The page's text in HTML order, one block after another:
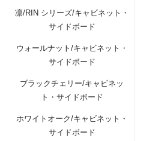
凛/RIN シリーズ/キャビネット・
サイドボード
ウォールナット/キャビネット・
サイドボード
ブラックチェリー/キャビネッ
ト・サイドボード
ホワイトオーク/キャビネット・
サイドボード